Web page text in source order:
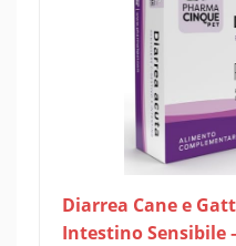
Diarrea Cane e
Intestino Sensibile